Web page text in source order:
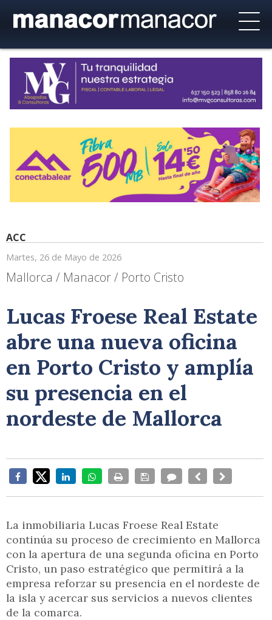
ACC
Martes, 26 de Mayo de 2026
Mallorca / Manacor / Porto Cristo
Lucas Froese Real Estate
abre una nueva oficina
en Porto Cristo y amplía
su presencia en el
nordeste de Mallorca
La inmobiliaria Lucas Froese Real Estate
continúa su proceso de crecimiento en Mallorca
con la apertura de una segunda oficina en Porto
Cristo, un paso estratégico que permitirá a la
empresa reforzar su presencia en el nordeste de
la isla y acercar sus servicios a nuevos clientes
de la comarca.